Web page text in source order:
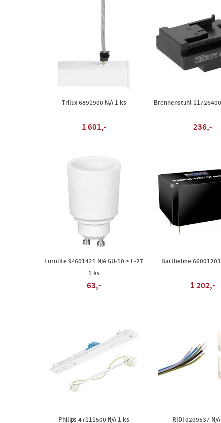
Trilux 6891900 N/A 1 ks
1 601,-
Brennenstuhl
236,-
Eurolite 94601421 N/A GU-10 > E-27
1 ks
63,-
Barthelme 66001203
1 202,-
Philips 47111500 N/A 1 ks RIDI 0209537 N/